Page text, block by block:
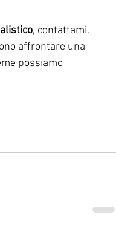
, contattami.
affrontare una
possiamo